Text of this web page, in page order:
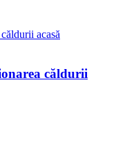
căldurii